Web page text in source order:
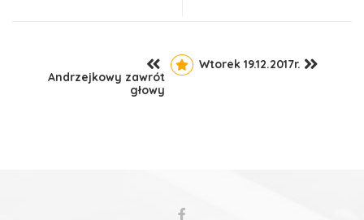
Andrzejkowy zawrót
głowy
Wtorek 19.12.2017r.